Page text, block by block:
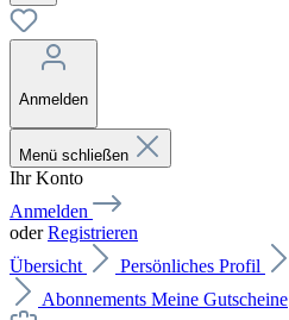
Anmelden
Menü schließen
Ihr Konto
Anmelden
oderRegistrieren
Übersicht
Persönliches Profil
Abonnements Meine Gutscheine